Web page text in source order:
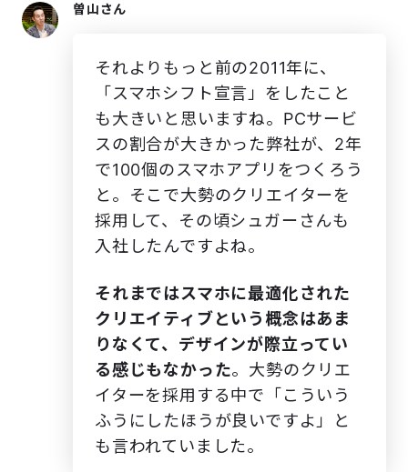
曽山さん
それよりもっと前の2011年に、
「スマホシフト宣言」をしたこと
も大きいと思いますね。PCサービ
スの割合が大きかった弊社が、2年
で100個のスマホアプリをつくろう
と。そこで大勢のクリエイターを
採用して、その頃シュガーさんも
入社したんですよね。
それまではスマホに最適化された
クリエイティブという概念はあま
りなくて、デザインが際立ってい
る感じもなかった。大勢のクリエ
イターを採用する中で「こういう
ふうにしたほうが良いですよ」と
も言われていました。